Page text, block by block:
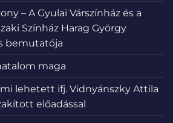
– A Gyulai Várszínház és a
Színház Harag György
bemutatója
maga
lehetett ifj. Vidnyánszky Attila
előadással